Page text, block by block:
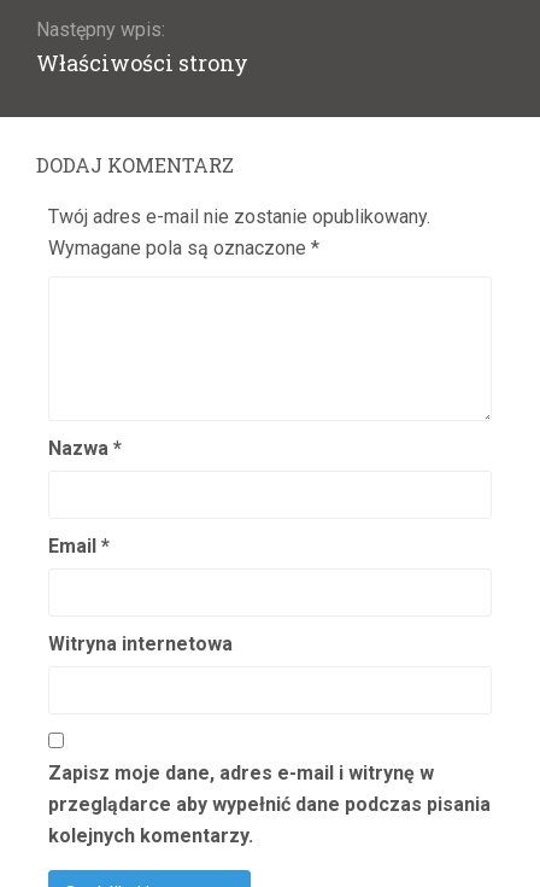
Następny wpis:
Następny
Właściwości strony
DODAJ KOMENTARZ
Twój adres e-mail nie zostanie opublikowany.
Wymagane pola są oznaczone *
Nazwa *
Email *
Witryna internetowa
Zapisz moje dane, adres e-mail i witrynę w
przeglądarce aby wypełnić dane podczas pisania
kolejnych komentarzy.